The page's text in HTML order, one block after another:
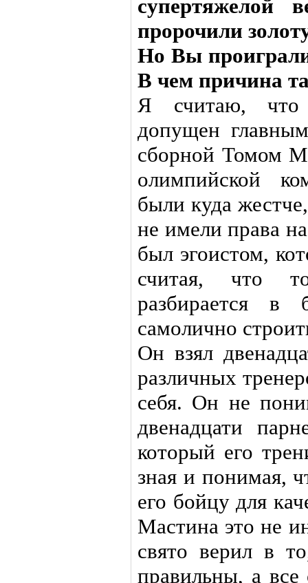
супертяжелой
пророчили
Но Вы
В чем причина
Я считаю, что
допущен
сборной Томом
олимпийской
были куда
не имели права
был эгоистом,
считая, что
разбирается в
самолично
Он взял
различных
себя. Он не
двенадцати
который его
зная и понимая,
его бойцу для
Мастина это не
свято верил в
правильны, а